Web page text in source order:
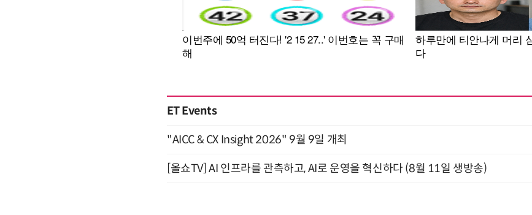
ET Events
"AICC & CX Insight 2026" 9월 9일 개최
[올쇼TV] AI 인프라를 관측하고, AI로 운영을 혁신하다 (8월 11일 생방송)